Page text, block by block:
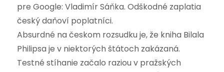
pre Google: Vladimír Sáňka. Odškodné zaplatia
český daňoví poplatníci.
Absurdné na českom rozsudku je, že kniha Bilala
Philipsa je v niektorých štátoch zakázaná.
Testné stíhanie začalo raziou v pražských